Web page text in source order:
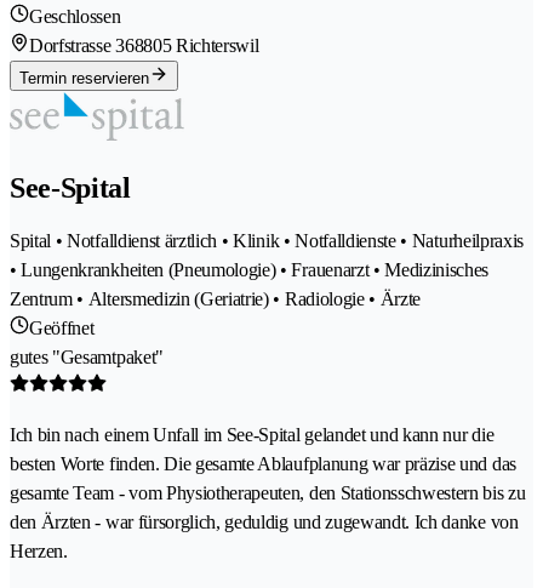
Geschlossen
Dorfstrasse 368805 Richterswil
Termin reservieren
See-Spital
Spital • Notfalldienst ärztlich • Klinik • Notfalldienste • Naturheilpraxis
• Lungenkrankheiten (Pneumologie) • Frauenarzt • Medizinisches
Zentrum • Altersmedizin (Geriatrie) • Radiologie • Ärzte
Geöffnet
gutes "Gesamtpaket"
Ich bin nach einem Unfall im See-Spital gelandet und kann nur die
besten Worte finden. Die gesamte Ablaufplanung war präzise und das
gesamte Team - vom Physiotherapeuten, den Stationsschwestern bis zu
den Ärzten - war fürsorglich, geduldig und zugewandt. Ich danke von
Herzen.